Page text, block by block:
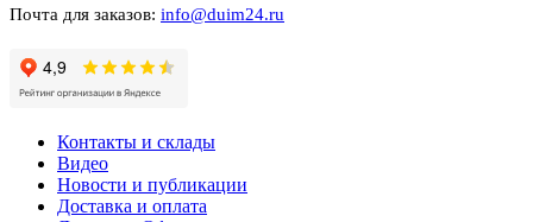
Почта для заказов: info@duim24.ru
Контакты и склады
Видео
Новости и публикации
Доставка и оплата